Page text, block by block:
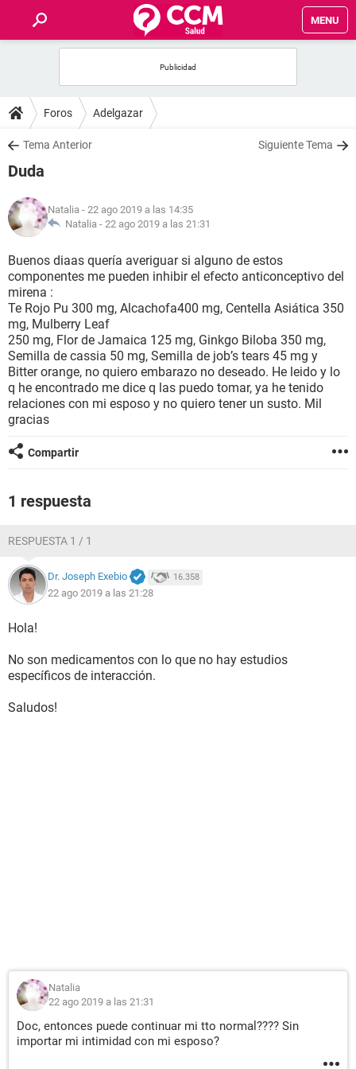
MENU
FOROS
SALUD
NUTRICIÓN
BIENESTAR
SEXUALIDAD
GLOSARIO
Foros Adelgazar
Tema Anterior Siguiente Tema
Duda
Natalia - 22 ago 2019 a las 14:35
Natalia - 22 ago 2019 a las 21:31
Buenos diaas quería averiguar si alguno de estos
componentes me pueden inhibir el efecto anticonceptivo del
mirena :
Te Rojo Pu 300 mg, Alcachofa400 mg, Centella Asiática 350
mg, Mulberry Leaf
250 mg, Flor de Jamaica 125 mg, Ginkgo Biloba 350 mg,
Semilla de cassia 50 mg, Semilla de job’s tears 45 mg y
Bitter orange, no quiero embarazo no deseado. He leido y lo
q he encontrado me dice q las puedo tomar, ya he tenido
relaciones con mi esposo y no quiero tener un susto. Mil
gracias
Compartir
1 respuesta
RESPUESTA 1 / 1
Dr. Joseph Exebio 16.358
22 ago 2019 a las 21:28
Hola!
No son medicamentos con lo que no hay estudios
específicos de interacción.
Saludos!
Natalia
22 ago 2019 a las 21:31
Doc, entonces puede continuar mi tto normal???? Sin
importar mi intimidad con mi esposo?